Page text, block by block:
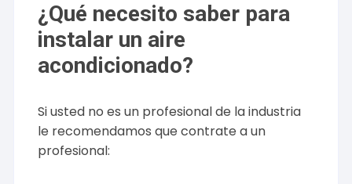
¿Qué necesito saber para
instalar un aire
acondicionado?
Si usted no es un profesional de la industria
le recomendamos que contrate a un
profesional: